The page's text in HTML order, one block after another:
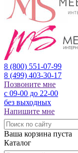
8 (800) 551-07-99
8 (499) 403-30-17
Позвоните мне
с 09-00 до 22-00
без выходных
Напишите мне
Ваша корзина пуста
Каталог